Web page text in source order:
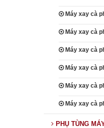
Máy xay cà
Máy xay cà
Máy xay cà
Máy xay cà
Máy xay cà
Máy xay cà
PHỤ TÙNG